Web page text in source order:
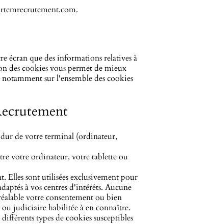
.
écran que des informations relatives à
des cookies vous permet de mieux
sur l'ensemble des cookies
de votre terminal (ordinateur,
votre ordinateur, votre tablette ou
Elles sont utilisées exclusivement pour
à vos centres d'intérêts. Aucune
votre consentement ou bien
judiciaire habilitée à en connaître.
types de cookies susceptibles